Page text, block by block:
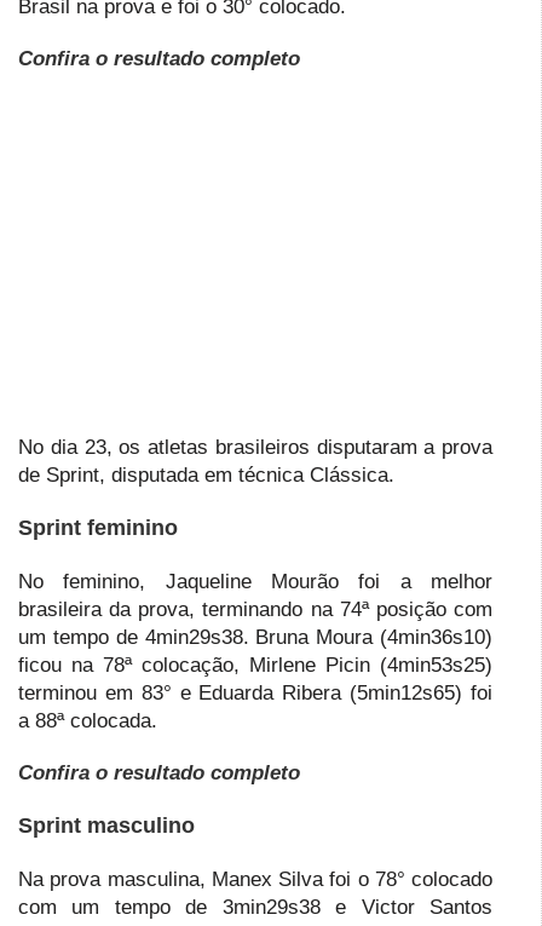
Brasil na prova e foi o 30° colocado.
Confira o resultado completo
No dia 23, os atletas brasileiros disputaram a prova
de Sprint, disputada em técnica Clássica.
Sprint feminino
No feminino, Jaqueline Mourão foi a melhor
brasileira da prova, terminando na 74ª posição com
um tempo de 4min29s38. Bruna Moura (4min36s10)
ficou na 78ª colocação, Mirlene Picin (4min53s25)
terminou em 83° e Eduarda Ribera (5min12s65) foi
a 88ª colocada.
Confira o resultado completo
Sprint masculino
Na prova masculina, Manex Silva foi o 78° colocado
com um tempo de 3min29s38 e Victor Santos